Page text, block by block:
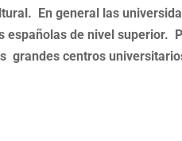
En general las
españolas de nivel superior.
grandes centros